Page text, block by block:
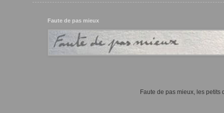
Faute de pas mieux
Faute de pas mieux, les